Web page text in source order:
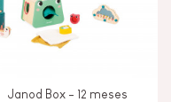
Janod Box - 12 meses